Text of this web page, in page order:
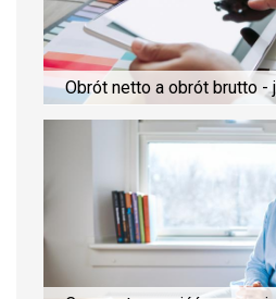
Obrót netto a obrót brutto -